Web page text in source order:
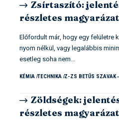
Zsírtaszító:
részletes
Előfordult már, hogy egy felületre
nyom nélkül, vagy legalábbis
esetleg soha nem…
KÉMIA TECHNIKA Z-ZS BETŰS SZAVAK
Zöldségek:
részletes